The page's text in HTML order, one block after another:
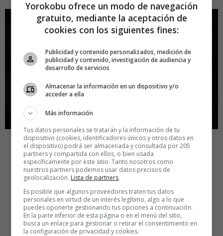
36.Los beneficios de trabajar en casa los viernes
Yorokobu ofrece un modo de navegación
gratuito, mediante la aceptación de
cookies con los siguientes fines:
Publicidad y contenido personalizados, medición de
publicidad y contenido, investigación de audiencia y
desarrollo de servicios
Almacenar la información en un dispositivo y/o
acceder a ella
Más información
Tus datos personales se tratarán y la información de tu
dispositivo (cookies, identificadores únicos y otros datos en
el dispositivo) podrá ser almacenada y consultada por 205
partners y compartida con ellos, o bien usada
específicamente por este sitio. Tanto nosotros como
nuestros partners podemos usar datos precisos de
geolocalización. Lista de partners.
Es posible que algunos proveedores traten tus datos
personales en virtud de un interés legítimo, algo a lo que
puedes oponerte gestionando tus opciones a continuación.
En la parte inferior de esta página o en el menú del sitio,
busca un enlace para gestionar o retirar el consentimiento en
la configuración de privacidad y cookies.